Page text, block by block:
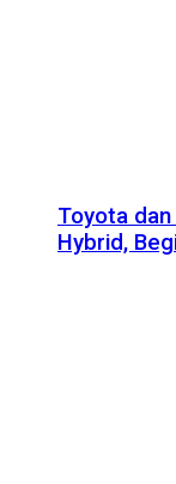
Toyota dan
Hybrid,